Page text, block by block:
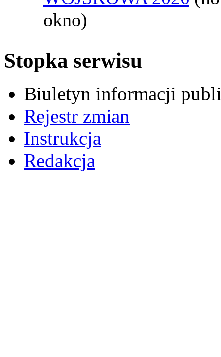
okno)
Stopka serwisu
Biuletyn informacji
Rejestr zmian
Instrukcja
Redakcja